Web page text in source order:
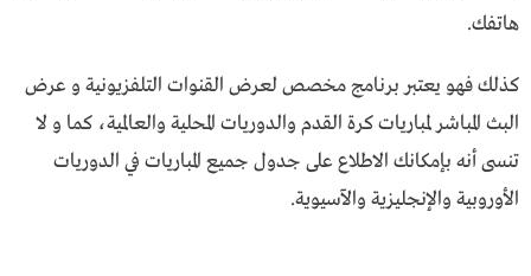
هاتفك.
كذلك فهو يعتبر برنامج مخصص لعرض القنوات التلفزيونية و عرض
البث المباشر لمباريات كرة القدم والدوريات المحلية والعالمية، كما و لا
تنسى أنه بإمكانك الاطلاع على جدول جميع المباريات في الدوريات
الأوروبية والإنجليزية والآسيوية.